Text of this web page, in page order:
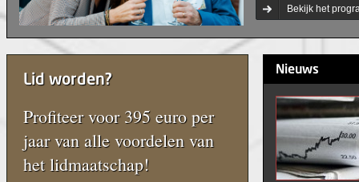
Bekijk het
Lid worden?
Profiteer voor 395 euro per
jaar van alle voordelen van
het lidmaatschap!
Nieuws